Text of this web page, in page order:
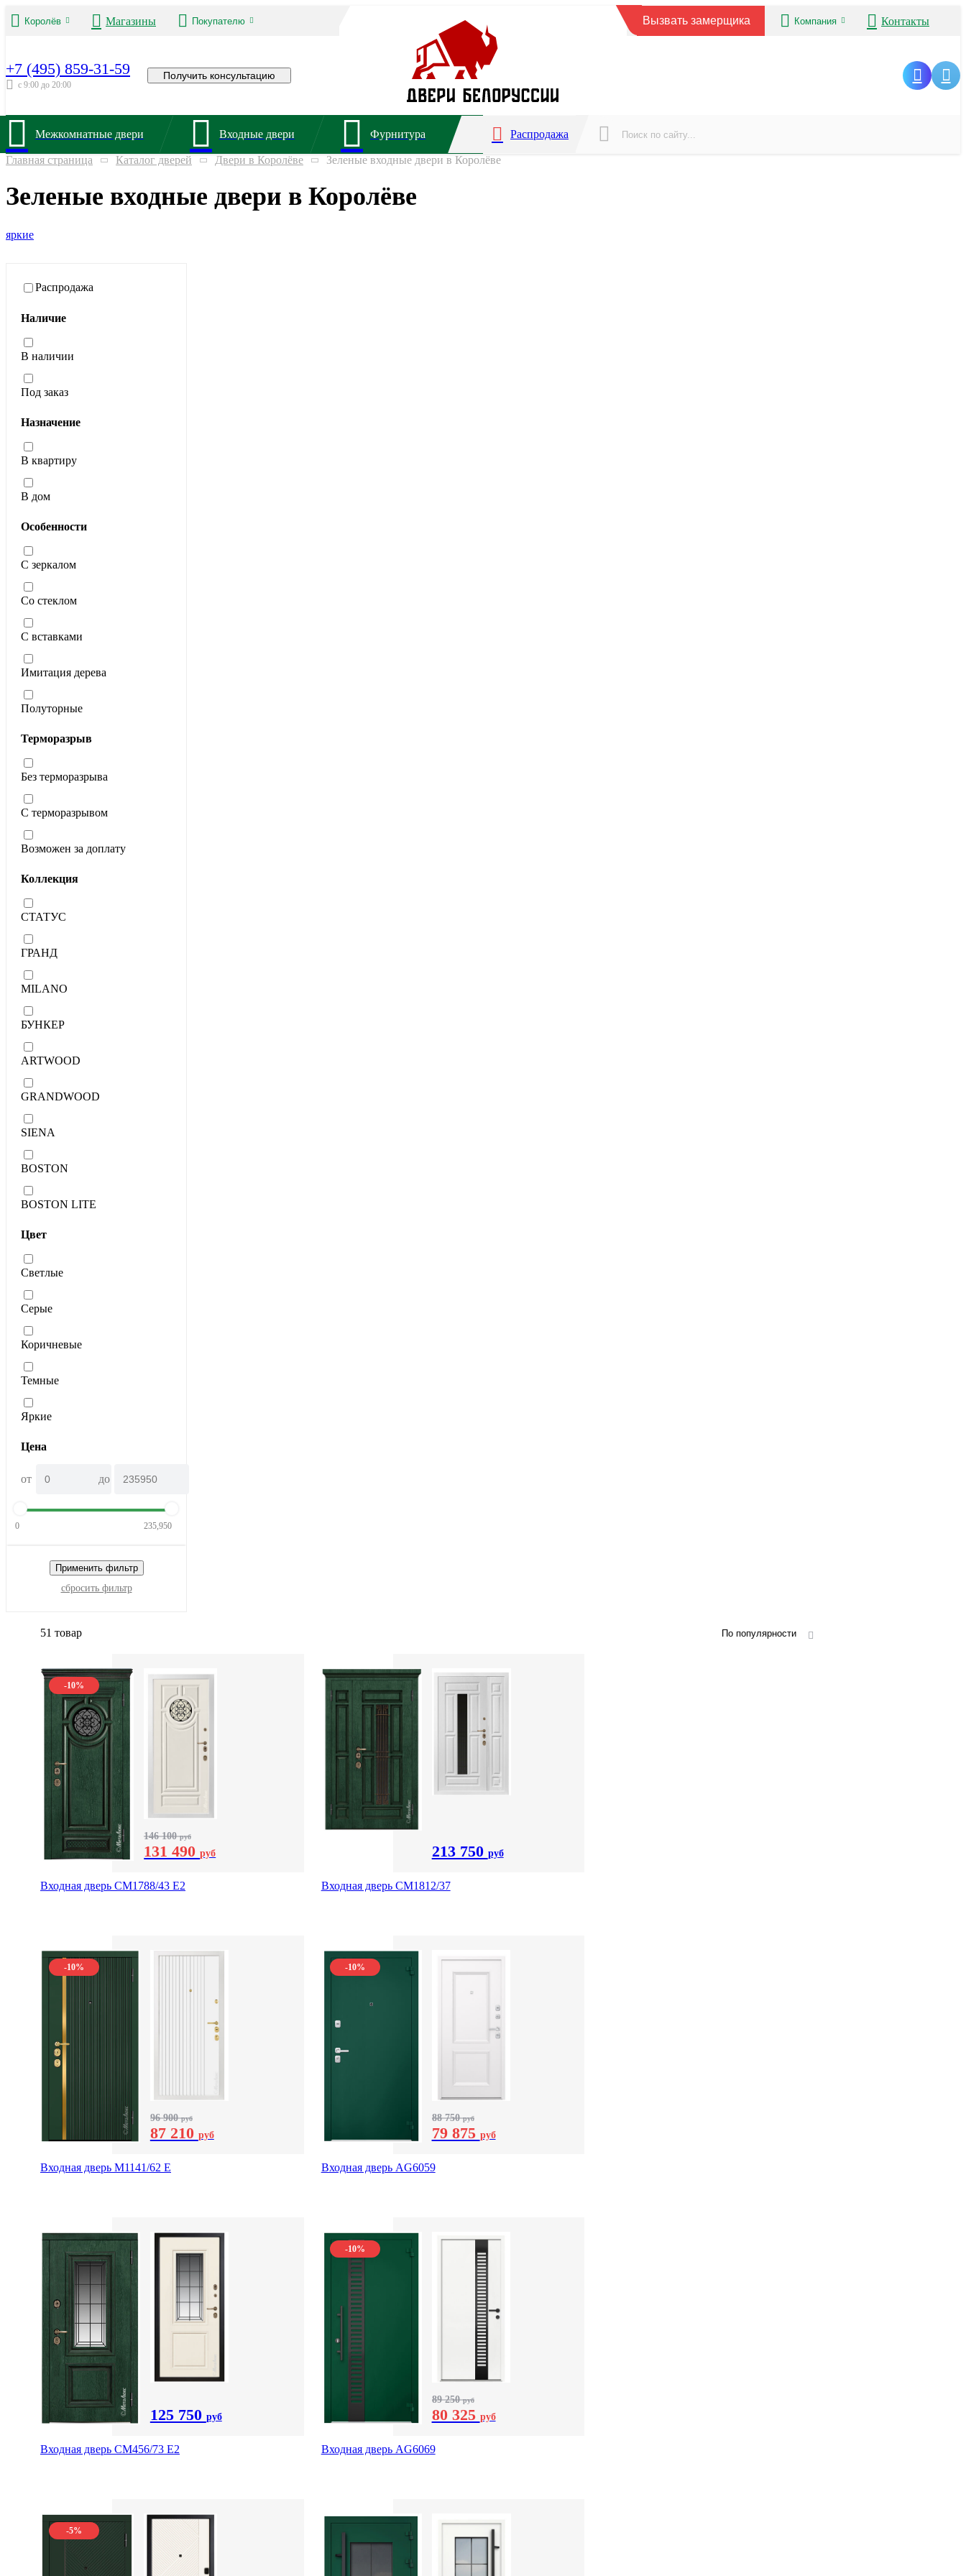
Королёв Магазины Покупателю Вызвать замерщика Компания Контакты
+7 (495) 859-31-59
с 9:00 до 20:00
Получить консультацию
Межкомнатные двери Входные двери Фурнитура Распродажа
Главная страница Каталог дверей Двери в Королёве Зеленые входные двери в Королёве
Зеленые входные двери в Королёве
яркие
Распродажа
Наличие
В наличии
Под заказ
Назначение
В квартиру
В дом
Особенности
С зеркалом
Со стеклом
С вставками
Имитация дерева
Полуторные
Терморазрыв
Без терморазрыва
С терморазрывом
Возможен за доплату
Коллекция
СТАТУС
ГРАНД
MILANO
БУНКЕР
ARTWOOD
GRANDWOOD
SIENA
BOSTON
BOSTON LITE
Цвет
Светлые
Серые
Коричневые
Темные
Яркие
Цена
от до
0 235,950
Применить фильтр
сбросить фильтр
51 товар По популярности
-10%
146 100руб
131 490руб
Входная дверь СМ1788/43 E2
213 750 руб
Входная дверь СМ1812/37
-10%
96 900руб
87 210 руб
Входная дверь М1141/62 Е
-10%
88 750руб
79 875 руб
Входная дверь AG6059
125 750 руб
Входная дверь СМ456/73 Е2
-10%
89 250руб
80 325 руб
Входная дверь AG6069
-5%